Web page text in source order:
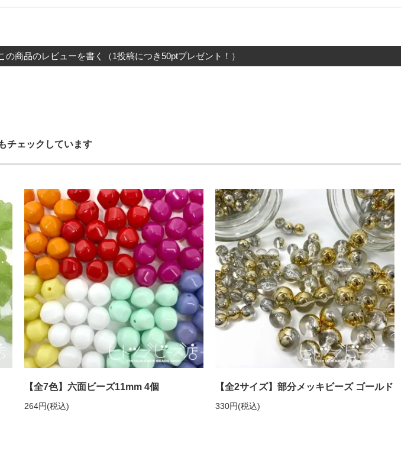
の商品のレビューを書く（1投稿につき50ptプレゼント！）
チェックしています
【全7色】六面ビーズ11mm 4個
264円(税込)
【全2サイズ】部分メッキビーズ ゴールド
330円(税込)